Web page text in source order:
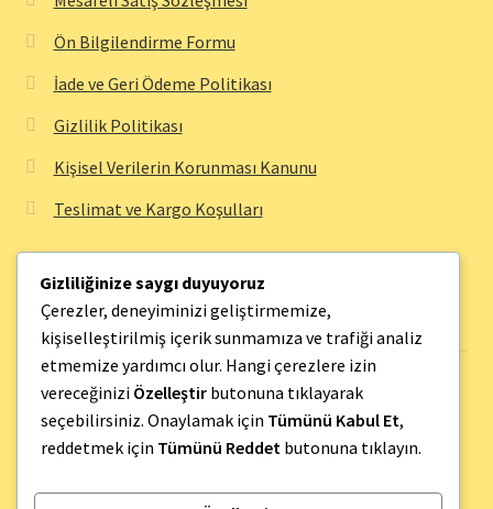
Ön Bilgilendirme Formu
İade ve Geri Ödeme Politikası
Gizlilik Politikası
Kişisel Verilerin Korunması Kanunu
Teslimat ve Kargo Koşulları
Bilgi Sayfaları
Hakkımızda
İletişim
Gizliliğinize saygı duyuyoruz
Çerezler, deneyiminizi geliştirmemize,
kişiselleştirilmiş içerik sunmamıza ve trafiği analiz
etmemize yardımcı olur. Hangi çerezlere izin
vereceğinizi Özelleştir butonuna tıklayarak
seçebilirsiniz. Onaylamak için Tümünü Kabul Et,
reddetmek için Tümünü Reddet butonuna tıklayın.